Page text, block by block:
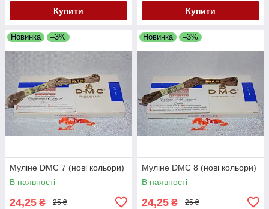
Купити Купити
Новинка –3%
Муліне DMC 7 (нові кольори)
В наявності
24,25 ₴ 25 ₴
Новинка –3%
Муліне DMC 8 (нові кольори)
В наявності
24,25 ₴ 25 ₴